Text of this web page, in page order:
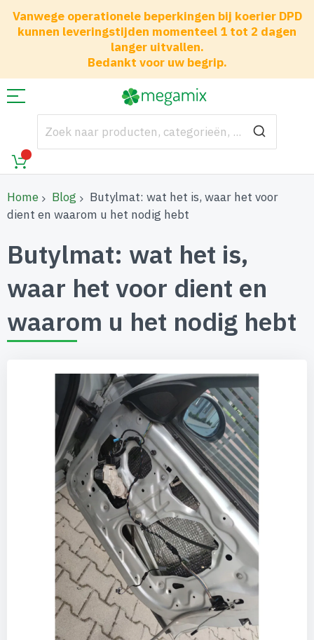
Vanwege operationele beperkingen bij koerier DPD
kunnen leveringstijden momenteel 1 tot 2 dagen
langer uitvallen.
Bedankt voor uw begrip.
Home Blog
Butylmat: wat het is, waar het voor
dient en waarom u het nodig hebt
Butylmat: wat het is,
waar het voor dient en
waarom u het nodig hebt